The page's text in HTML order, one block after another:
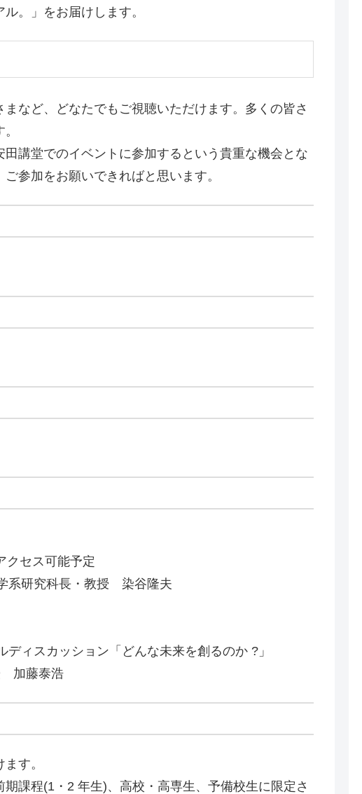
。」をお届けします。
など、どなたでもご視聴いただけます。多くの皆さ
講堂でのイベントに参加するという貴重な機会とな
参加をお願いできればと思います。
クセス可能予定
系研究科長・教授 染谷隆夫
ィスカッション「どんな未来を創るのか ?」
加藤泰浩
す。
課程(1・2 年生)、高校・高専生、予備校生に限定さ